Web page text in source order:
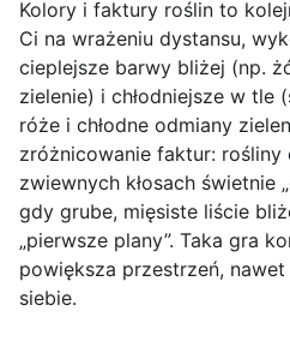
Kolory i faktury roślin to
Ci na wrażeniu dystansu,
cieplejsze barwy bliżej (np.
zielenie) i chłodniejsze w tle
róże i chłodne odmiany
zróżnicowanie faktur: rośliny
zwiewnych kłosach świetnie
gdy grube, mięsiste liście
„pierwsze plany”. Taka gra
powiększa przestrzeń,
siebie.